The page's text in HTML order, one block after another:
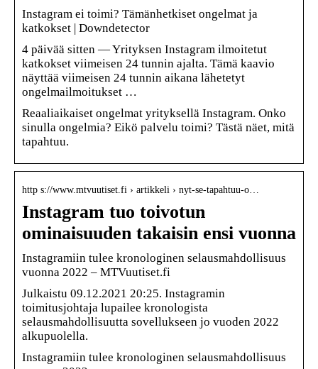
Instagram ei toimi? Tämänhetkiset ongelmat ja
katkokset | Downdetector
4 päivää sitten — Yrityksen Instagram ilmoitetut
katkokset viimeisen 24 tunnin ajalta. Tämä kaavio
näyttää viimeisen 24 tunnin aikana lähetetyt
ongelmailmoitukset …
Reaaliaikaiset ongelmat yrityksellä Instagram. Onko
sinulla ongelmia? Eikö palvelu toimi? Tästä näet, mitä
tapahtuu.
http s://www.mtvuutiset.fi › artikkeli › nyt-se-tapahtuu-o…
Instagram tuo toivotun
ominaisuuden takaisin ensi vuonna
Instagramiin tulee kronologinen selausmahdollisuus
vuonna 2022 – MTVuutiset.fi
Julkaistu 09.12.2021 20:25. Instagramin
toimitusjohtaja lupailee kronologista
selausmahdollisuutta sovellukseen jo vuoden 2022
alkupuolella.
Instagramiin tulee kronologinen selausmahdollisuus